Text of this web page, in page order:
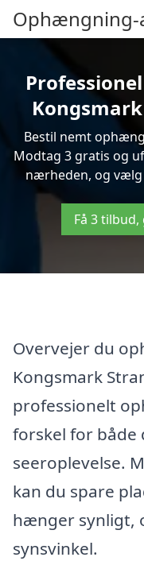
Ophængning-
Bestil nemt
Modtag 3 gratis og
nærheden, og vælg
Få 3
Overvejer du
Kongsmark
professionelt
forskel for
seeroplevelse.
kan du spare
hænger synligt,
synsvinkel.